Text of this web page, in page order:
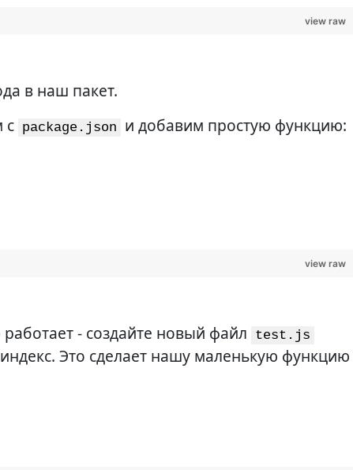
view raw
в наш пакет.
с package.json и добавим простую функцию:
view raw
- создайте новый файл test.js
Это сделает нашу маленькую функцию